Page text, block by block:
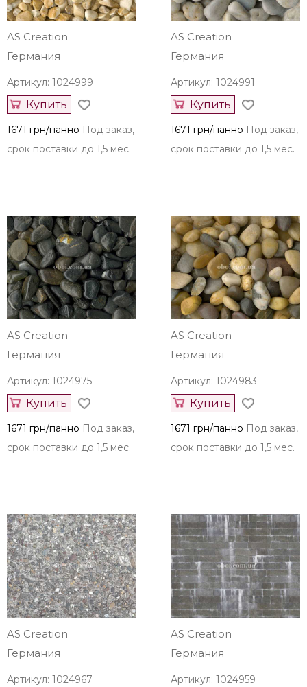
AS Creation
Германия
Артикул: 1024999
Купить
1671 грн/панно Под заказ,
срок поставки до 1,5 мес.
AS Creation
Германия
Артикул: 1024991
Купить
1671 грн/панно Под заказ,
срок поставки до 1,5 мес.
AS Creation
Германия
Артикул: 1024975
Купить
1671 грн/панно Под заказ,
срок поставки до 1,5 мес.
AS Creation
Германия
Артикул: 1024983
Купить
1671 грн/панно Под заказ,
срок поставки до 1,5 мес.
AS Creation
Германия
Артикул: 1024967
AS Creation
Германия
Артикул: 1024959